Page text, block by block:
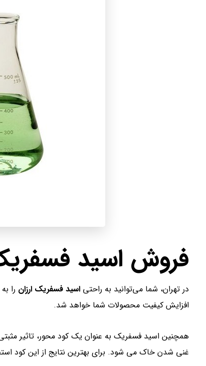
فروش اسید
در تهران، شما می‌توانید به راحتی اسید فسفریک ارزان را
افزایش کیفیت محصولات شما خواهد شد.
همچنین اسید فسفریک به عنوان یک کود محور، تاثیر
غنی شدن خاک می شود. برای بهترین نتایج از این کود